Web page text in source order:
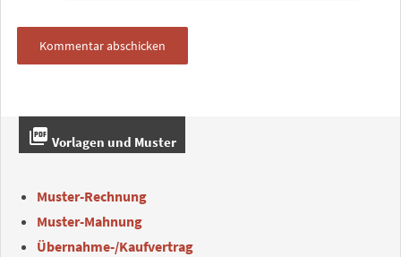
picture_as_pdf Vorlagen und Muster
Muster-Rechnung
Muster-Mahnung
Übernahme-/Kaufvertrag